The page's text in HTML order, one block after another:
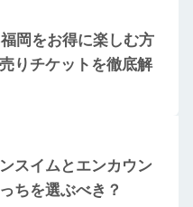
岡をお得に楽しむ方
りチケットを徹底解
スイムとエンカウン
ちを選ぶべき？